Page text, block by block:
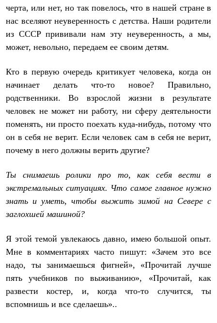
черта, или нет, но так повелось, что в нашей стране в
нас вселяют неуверенность с детства. Наши родители
из СССР прививали нам эту неуверенность, а мы,
может, невольно, передаем ее своим детям.
Кто в первую очередь критикует человека, когда он
начинает делать что-то новое? Правильно,
родственники. Во взрослой жизни в результате
человек не может ни работу, ни сферу деятельности
поменять, ни просто поехать куда-нибудь, потому что
он в себя не верит. Если человек сам в себя не верит,
почему в него должны верить другие?
Ты снимаешь ролики про то, как себя вести в
экстремальных ситуациях. Что самое главное нужно
знать и уметь, чтобы выжить зимой на Севере с
заглохшей машиной?
Я этой темой увлекаюсь давно, имею большой опыт.
Мне в комментариях часто пишут: «Зачем это все
надо, ты занимаешься фигней», «Прочитай лучше
пять учебников по выживанию», «Прочитай, как
развести костер, и, когда что-то случится, ты
вспомнишь и все сделаешь»..